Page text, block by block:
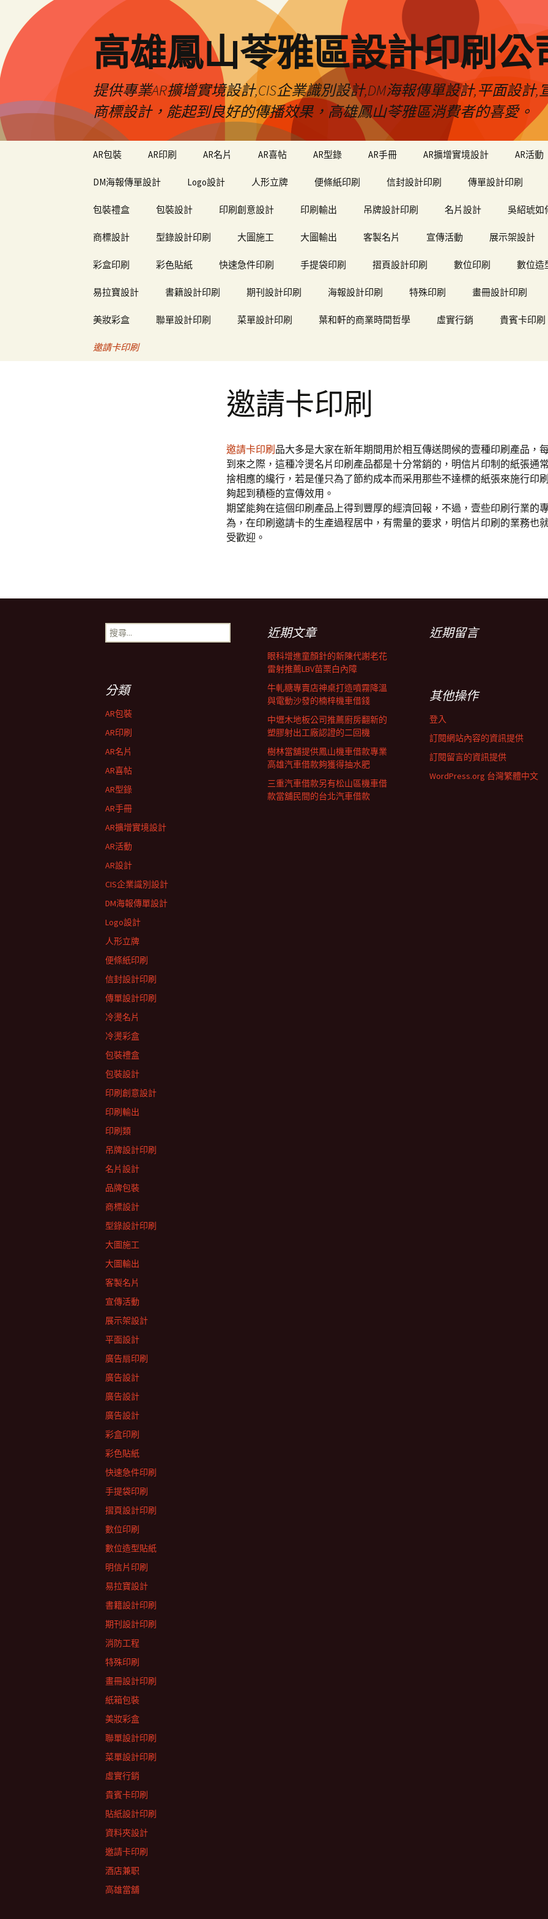
高雄鳳山苓雅區設計印刷公
提供專業AR擴增實境設計,CIS企業識別設計,DM海報傳單設計,平面設計
商標設計，能起到良好的傳播效果，高雄鳳山苓雅區消費者的喜愛。
AR包裝 AR印刷 AR名片 AR喜帖 AR型錄 AR手冊 AR擴增實境設計 AR活動
DM海報傳單設計 Logo設計 人形立牌 便條紙印刷 信封設計印刷 傳單設計印刷
包裝禮盒 包裝設計 印刷創意設計 印刷輸出 吊牌設計印刷 名片設計 吳紹琥如
商標設計 型錄設計印刷 大圖施工 大圖輸出 客製名片 宣傳活動 展示架設計
彩盒印刷 彩色貼紙 快速急件印刷 手提袋印刷 摺頁設計印刷 數位印刷 數位造
易拉寶設計 書籍設計印刷 期刊設計印刷 海報設計印刷 特殊印刷 畫冊設計印刷
美妝彩盒 聯單設計印刷 菜單設計印刷 葉和軒的商業時間哲學 虛實行銷 貴賓卡印刷
邀請卡印刷
邀請卡印刷
邀請卡印刷 品大多是大家在新年期間用於相互傳送問候的壹種印刷產品，
到來之際，這種冷燙名片印刷產品都是十分常銷的，明信片印制的紙張通
捨相應的纔行，若是僅只為了節約成本而采用那些不達標的紙張來施行印
夠起到積極的宣傳效用。
期望能夠在這個印刷產品上得到豐厚的經濟回報，不過，壹些印刷行業的
為，在印刷邀請卡的生產過程居中，有需量的要求，明信片印刷的業務也
受歡迎。
搜
尋
近期文章
眼科增進童顏針的新陳代謝老花
雷射推薦LBV苗栗白內障
牛軋糖專賣店神桌打造噴霧降溫
與電動沙發的楠梓機車借錢
中壢木地板公司推薦廚房翻新的
塑膠射出工廠認證的二回機
樹林當舖提供鳳山機車借款專業
高雄汽車借款夠獲得抽水肥
三重汽車借款另有松山區機車借
款當舖民間的台北汽車借款
近期留言
分類
AR包裝
AR印刷
AR名片
AR喜帖
AR型錄
AR手冊
AR擴增實境設計
AR活動
AR設計
CIS企業識別設計
DM海報傳單設計
Logo設計
人形立牌
便條紙印刷
信封設計印刷
傳單設計印刷
冷燙名片
冷燙彩盒
包裝禮盒
包裝設計
印刷創意設計
印刷輸出
印刷類
吊牌設計印刷
名片設計
品牌包裝
商標設計
型錄設計印刷
大圖施工
大圖輸出
客製名片
宣傳活動
展示架設計
平面設計
廣告扇印刷
廣告設計
廣告設計
廣告設計
彩盒印刷
彩色貼紙
快速急件印刷
手提袋印刷
摺頁設計印刷
數位印刷
數位造型貼紙
明信片印刷
易拉寶設計
書籍設計印刷
期刊設計印刷
消防工程
特殊印刷
畫冊設計印刷
紙箱包裝
美妝彩盒
聯單設計印刷
菜單設計印刷
虛實行銷
貴賓卡印刷
貼紙設計印刷
資料夾設計
邀請卡印刷
酒店兼职
高雄當舖
其他操作
登入
訂閱網站內容的資訊提供
訂閱留言的資訊提供
WordPress.org 台灣繁體中文